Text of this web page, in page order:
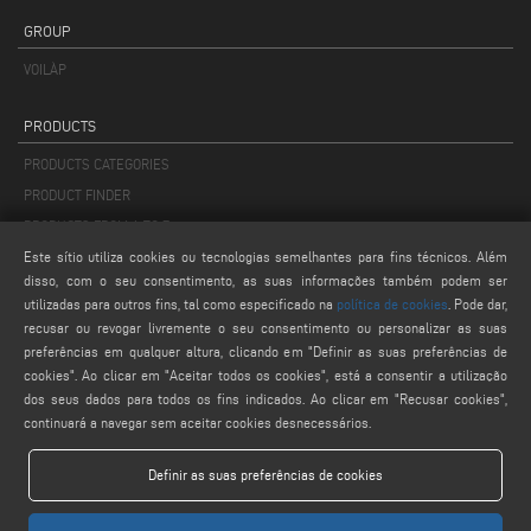
GROUP
VOILÀP
PRODUCTS
PRODUCTS CATEGORIES
PRODUCT FINDER
PRODUCTS FROM A TO Z
MAIL
service@keraglass.com
webmaster@emmegi.com
Este sítio utiliza cookies ou tecnologias semelhantes para fins técnicos. Além
disso, com o seu consentimento, as suas informações também podem ser
utilizadas para outros fins, tal como especificado na política de cookies . Pode dar,
recusar ou revogar livremente o seu consentimento ou personalizar as suas
preferências em qualquer altura, clicando em "Definir as suas preferências de
cookies". Ao clicar em "Aceitar todos os cookies", está a consentir a utilização
dos seus dados para todos os fins indicados. Ao clicar em "Recusar cookies",
continuará a navegar sem aceitar cookies desnecessários.
Definir as suas preferências de cookies